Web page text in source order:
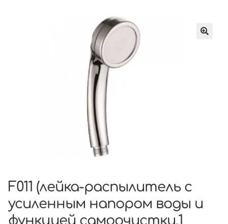
F011 (лейка-распылитель с
усиленным напором воды и
функцией самоочистки.1